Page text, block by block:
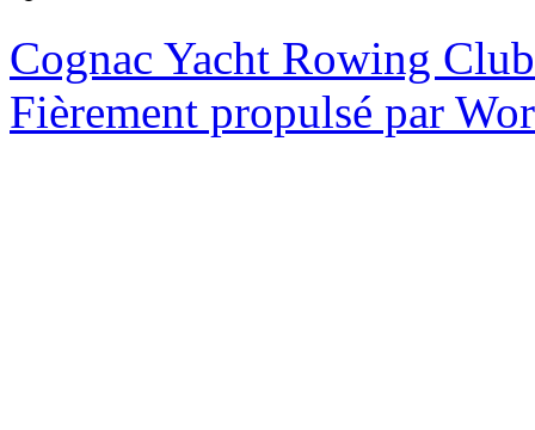
Cognac Yacht Rowing Club
Fièrement propulsé par